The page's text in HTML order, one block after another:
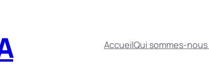
AccueilQui sommes-nous